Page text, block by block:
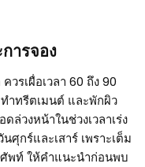
ารจอง
รเผื่อเวลา 60 ถึง 90
ำทรีตเมนต์ และพักผิว
ล่วงหน้าในช่วงเวลาเร่ง
ศุกร์และเสาร์ เพราะเต็ม
ศัพท์ ให้คำแนะนำก่อนพบ